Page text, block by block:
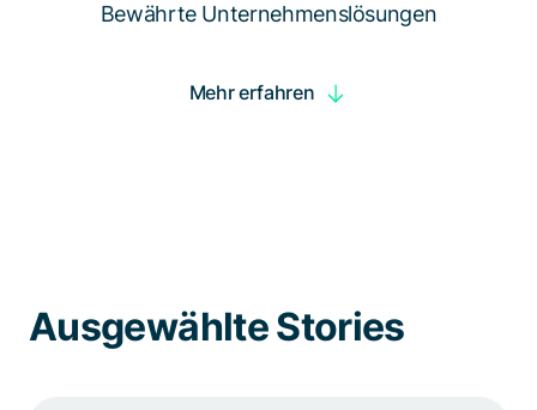
Bewährte Unternehmenslösungen
Mehr erfahren
Ausgewählte Stories